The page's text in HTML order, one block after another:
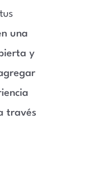
una
y
través